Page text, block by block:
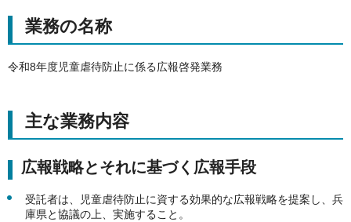
業務の名称
令和8年度児童虐待防止に係る広報啓発業務
主な業務内容
広報戦略とそれに基づく広報手段
受託者は、児童虐待防止に資する効果的な広報戦略を提案し、兵
庫県と協議の上、実施すること。